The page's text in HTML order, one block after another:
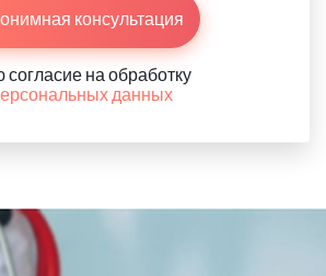
консультация
на обработку
данных